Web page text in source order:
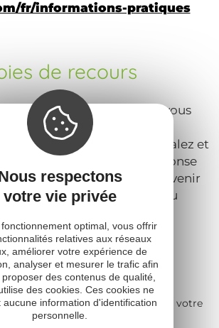
fr/informations-pratiques
de recours
un défaut d’accessibilité vous
à un contenu ou une
site, que vous nous le signalez et
pas à obtenir une réponse
êtes en droit de faire parvenir
une demande de saisine au
sont à votre disposition :
au Défenseur des droits
du Défenseur des droits dans votre
respectons
votre vie privée
optimal, vous offrir
relatives aux réseaux
améliorer votre expérience de
analyser et mesurer le trafic afin
des contenus de qualité,
des cookies. Ces cookies ne
aucune information d'identification
personnelle.